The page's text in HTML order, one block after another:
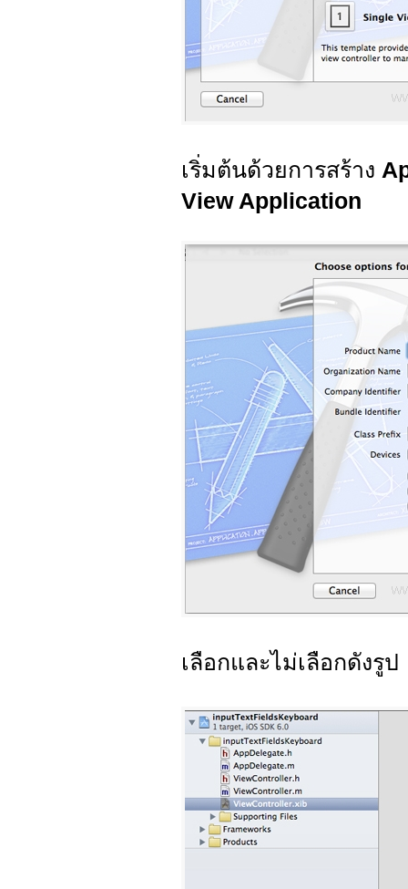
เริ่มต้นด้วยการสร้าง
View Application
เลือกและไม่เลือกดังรูป